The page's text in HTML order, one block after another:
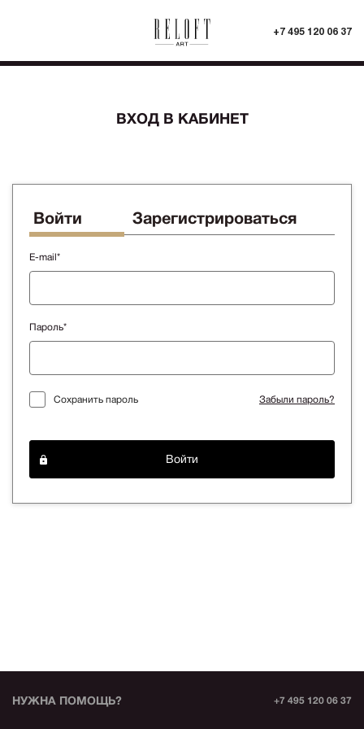
+7 495 120 06 37
ВХОД В КАБИНЕТ
Войти Зарегистрироваться
E-mail*
Пароль*
Сохранить пароль Забыли пароль?
Войти
НУЖНА ПОМОЩЬ? +7 495 120 06 37